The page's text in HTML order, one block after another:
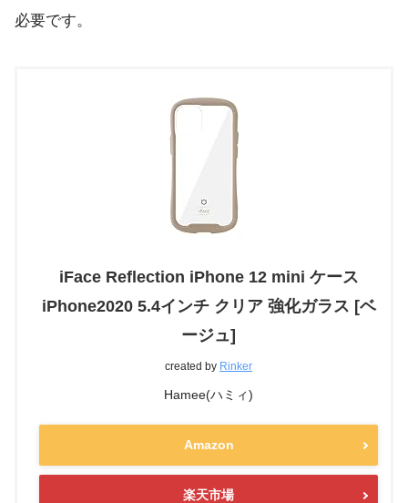
必要です。
iFace Reflection iPhone 12 mini ケース
iPhone2020 5.4インチ クリア 強化ガラス [ベ
ージュ]
created by Rinker
Hamee(ハミィ)
Amazon
楽天市場